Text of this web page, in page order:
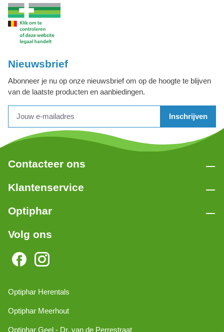
Nieuwsbrief
Abonneer je nu op onze nieuwsbrief om op de hoogte te blijven
van de laatste producten en aanbiedingen.
Inschrijven
Contacteer ons
Klantenservice
Optiphar
Volg ons
Optiphar Herentals
Optiphar Meerhout
Optiphar Geel - Dr. van de Perrestraat